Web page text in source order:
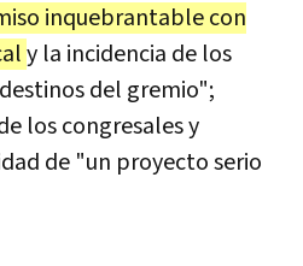
inquebrantable con
y la incidencia de los
del gremio";
los congresales y
de "un proyecto serio